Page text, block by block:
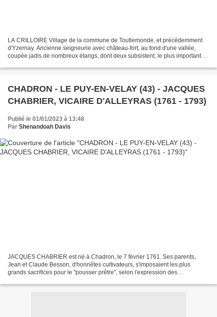
LA CRILLOIRE Village de la commune de Toutlemonde, et précédemment
d'Yzernay. Ancienne seigneurie avec château-fort, au fond d'une vallée,
coupée jadis de nombreux étangs, dont deux subsistent, le plus important de
CHADRON - LE PUY-EN-VELAY (43) - JACQUES
CHABRIER, VICAIRE D'ALLEYRAS (1761 - 1793)
Publié le 01/01/2023 à 13:48
Par Shenandoah Davis
JACQUES CHABRIER est né à Chadron, le 7 février 1761. Ses parents,
Jean et Claude Besson, d'honnêtes cultivateurs, s'imposaient les plus
grands sacrifices pour le "pousser prêtre", selon l'expression des